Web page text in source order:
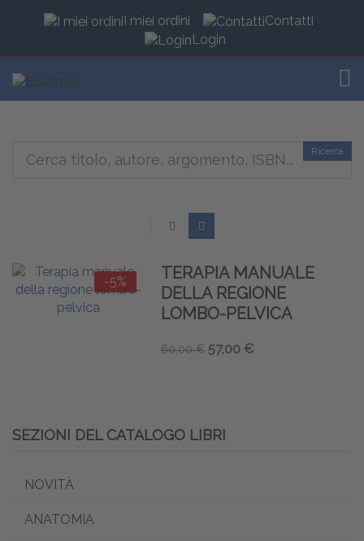
I miei ordini
Contatti
Login
Ricerca
-5%
TERAPIA MANUALE
DELLA REGIONE
LOMBO-PELVICA
60,00 € 57,00 €
SEZIONI DEL CATALOGO LIBRI
NOVITÀ
ANATOMIA